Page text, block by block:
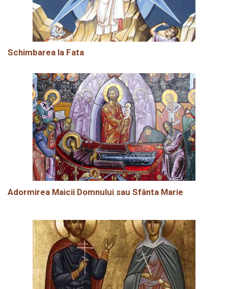
Schimbarea la Fata
Adormirea Maicii Domnului sau Sfânta Marie